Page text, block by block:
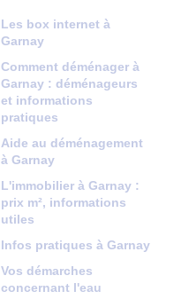
Les box internet à
Garnay
Comment déménager à
Garnay : déménageurs
et informations
pratiques
Aide au déménagement
à Garnay
L'immobilier à Garnay :
prix m², informations
utiles
Infos pratiques à Garnay
Vos démarches
concernant l'eau